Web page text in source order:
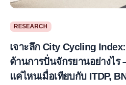
RESEARCH
เจาะลึก City Cycling
ด้านการปั่นจักรยานอย่างไ
แค่ไหนเมื่อเทียบกับ ITDP,